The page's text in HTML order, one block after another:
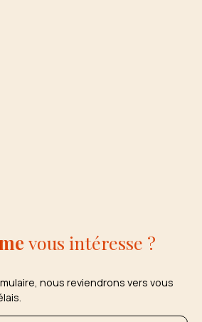
vous intéresse ?
nous reviendrons vers vous